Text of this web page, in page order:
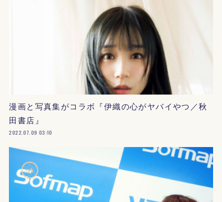
漫画と写真集がコラボ『伊織の心がヤバイやつ／秋
田書店』
2022.07.09 03:10